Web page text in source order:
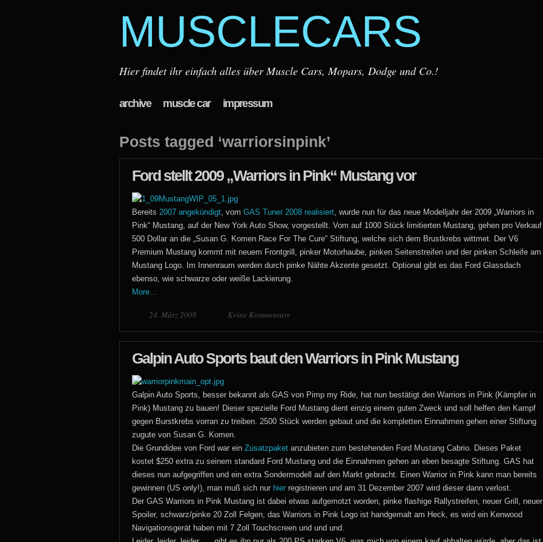
MUSCLECARS
Hier findet ihr einfach alles über Muscle Cars, Mopars, Dodge und Co.!
archive muscle car impressum
Posts tagged ‘warriorsinpink’
Ford stellt 2009 „Warriors in Pink“ Mustang vor
Bereits 2007 angekündigt, vom GAS Tuner 2008 realisiert, wurde nun für das neue Modelljahr der 2009 „Warriors in
Pink“ Mustang, auf der New York Auto Show, vorgestellt. Vom auf 1000 Stück limitierten Mustang, gehen pro Verkauf
500 Dollar an die „Susan G. Komen Race For The Cure“ Stiftung, welche sich dem Brustkrebs wittmet. Der V6
Premium Mustang kommt mit neuem Frontgrill, pinker Motorhaube, pinken Seitenstreifen und der pinken Schleife am
Mustang Logo. Im Innenraum werden durch pinke Nähte Akzente gesetzt. Optional gibt es das Ford Glassdach
ebenso, wie schwarze oder weiße Lackierung.
More…
24. März 2008 Keine Kommentare
Galpin Auto Sports baut den Warriors in Pink Mustang
Galpin Auto Sports, besser bekannt als GAS von Pimp my Ride, hat nun bestätigt den Warriors in Pink (Kämpfer in
Pink) Mustang zu bauen! Dieser spezielle Ford Mustang dient einzig einem guten Zweck und soll helfen den Kampf
gegen Burstkrebs vorran zu treiben. 2500 Stück werden gebaut und die kompletten Einnahmen gehen einer Stiftung
zugute von Susan G. Komen.
Die Grundidee von Ford war ein Zusatzpaket anzubieten zum bestehenden Ford Mustang Cabrio. Dieses Paket
kostet $250 extra zu seinem standard Ford Mustang und die Einnahmen gehen an eben besagte Stiftung. GAS hat
dieses nun aufgegriffen und ein extra Sondermodell auf den Markt gebracht. Einen Warrior in Pink kann man bereits
gewinnen (US only!), man muß sich nur hier registrieren und am 31 Dezember 2007 wird dieser dann verlost.
Der GAS Warriors in Pink Mustang ist dabei etwas aufgemotzt worden, pinke flashige Rallystreifen, neuer Grill, neuer
Spoiler, schwarz/pinke 20 Zoll Felgen, das Warriors in Pink Logo ist handgemalt am Heck, es wird ein Kenwood
Navigationsgerät haben mit 7 Zoll Touchscreen und und und.